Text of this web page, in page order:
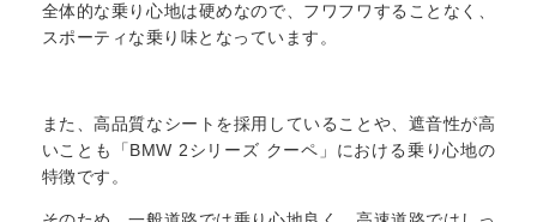
全体的な乗り心地は硬めなので、フワフワすることなく、
スポーティな乗り味となっています。
また、高品質なシートを採用していることや、遮音性が高
いことも「BMW 2シリーズ クーペ」における乗り心地の
特徴です。